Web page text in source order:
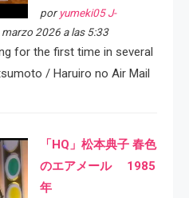
por yumeki05 J-
2026 a las 5:33
for the first time in several
/ Haruiro no Air Mail
「HQ」松本典子 春色
のエアメール 1985
年